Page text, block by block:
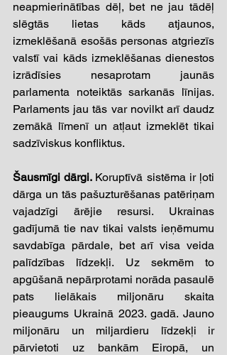
neapmierinātības dēļ, bet ne jau tādēļ
slēgtās lietas kāds atjaunos,
izmeklēšanā esošās personas atgriezīs
valstī vai kāds izmeklēšanas dienestos
izrādīsies nesaprotam jaunās
parlamenta noteiktās sarkanās līnijas.
Parlaments jau tās var novilkt arī daudz
zemākā līmenī un atļaut izmeklēt tikai
sadzīviskus konfliktus.
Šausmīgi dārgi. Koruptīvā sistēma ir ļoti
dārga un tās pašuzturēšanas patēriņam
vajadzīgi ārējie resursi. Ukrainas
gadījumā tie nav tikai valsts ieņēmumu
savdabīga pārdale, bet arī visa veida
palīdzības līdzekļi. Uz sekmēm to
apgūšanā nepārprotami norāda pasaulē
pats lielākais miljonāru skaita
pieaugums Ukrainā 2023. gadā. Jauno
miljonāru un miljardieru līdzekļi ir
pārvietoti uz bankām Eiropā, un